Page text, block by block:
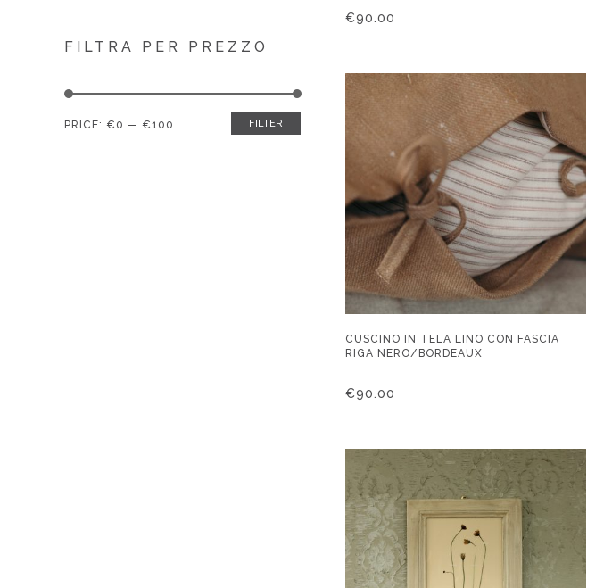
FILTRA PER PREZZO
FILTER
PRICE: €0 — €100
€90.00
CUSCINO IN TELA LINO CON FASCIA
RIGA NERO/BORDEAUX
€90.00